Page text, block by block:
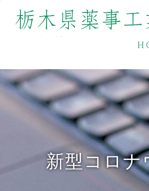
新型コロ